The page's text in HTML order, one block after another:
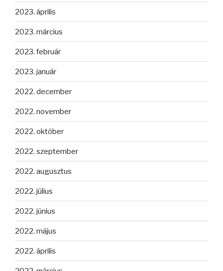
2023. április
2023. március
2023. február
2023. január
2022. december
2022. november
2022. október
2022. szeptember
2022. augusztus
2022. július
2022. június
2022. május
2022. április